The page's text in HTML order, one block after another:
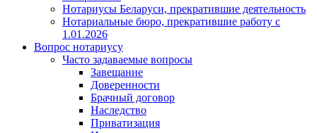
Нотариусы Беларуси, прекратившие деятельность
Нотариальные бюро, прекратившие работу с
1.01.2026
Вопрос нотариусу
Часто задаваемые вопросы
Завещание
Доверенности
Брачный договор
Наследство
Приватизация